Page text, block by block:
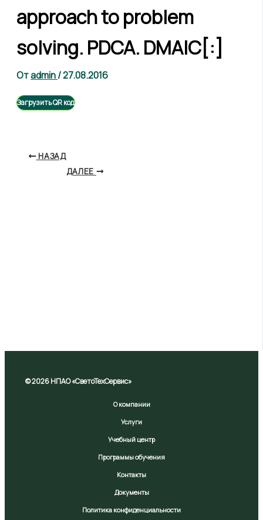
approach to problem
solving. PDCA. DMAIC[:]
Отadmin/27.08.2016
Загрузить QR код
НАЗАД
ДАЛЕЕ
© 2026 НПАО «СветоТехСервис»
О компании
Услуги
Учебный центр
Программы обучения
Контакты
Документы
Политика конфиденциальности